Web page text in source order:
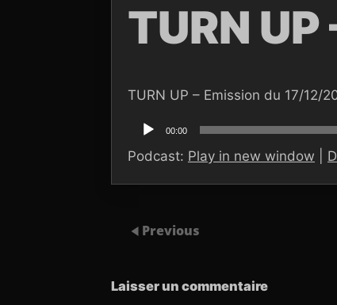
TURN
TURN UP – Emission du 17/12/
audio
00:00
Podcast: Play in new window
Previous
Laisser un commentaire